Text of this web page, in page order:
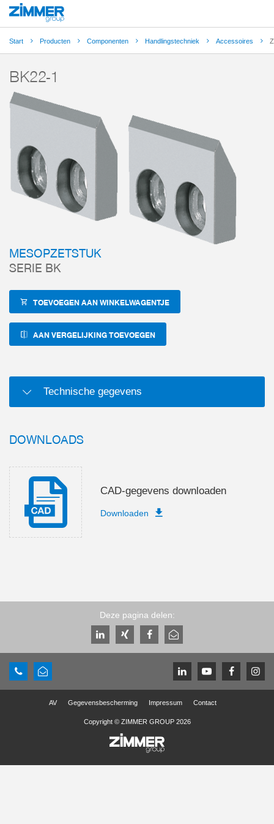
Start Producten Componenten Handlingstechniek Accessoires
BK22-1
MESOPZETSTUK
SERIE BK
TOEVOEGEN AAN WINKELWAGENTJE
AAN VERGELIJKING TOEVOEGEN
Technische gegevens
DOWNLOADS
CAD-gegevens downloaden
Downloaden
Deze pagina delen:
AV Gegevensbescherming Impressum Contact
Copyright © ZIMMER GROUP 2026